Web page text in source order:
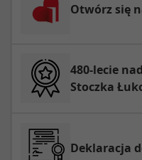
Otwórz się
480-lecie
Stoczka
Deklaracja